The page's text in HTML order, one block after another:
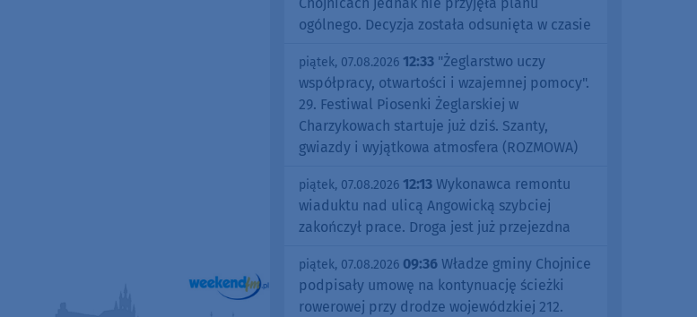
ogólnego. Decyzja została odsunięta w czasie
piątek, 07.08.2026 12:33 "Żeglarstwo uczy
współpracy, otwartości i wzajemnej pomocy".
29. Festiwal Piosenki Żeglarskiej w
Charzykowach startuje już dziś. Szanty,
gwiazdy i wyjątkowa atmosfera (ROZMOWA)
piątek, 07.08.2026 12:13 Wykonawca remontu
wiaduktu nad ulicą Angowicką szybciej
zakończył prace. Droga jest już przejezdna
piątek, 07.08.2026 09:36 Władze gminy Chojnice
podpisały umowę na kontynuację ścieżki
rowerowej przy drodze wojewódzkiej 212.